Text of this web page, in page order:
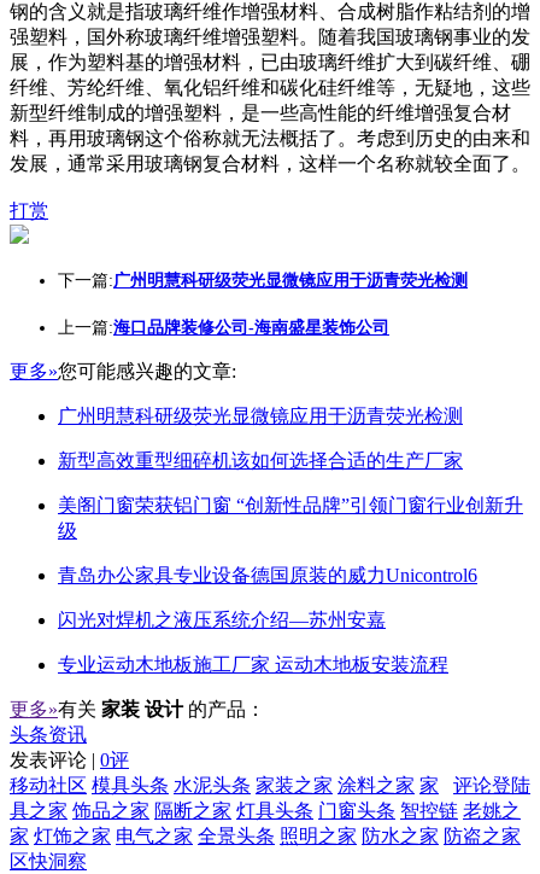
钢的含义就是指玻璃纤维作增强材料、合成树脂作粘结剂的增
强塑料，国外称玻璃纤维增强塑料。随着我国玻璃钢事业的发
展，作为塑料基的增强材料，已由玻璃纤维扩大到碳纤维、硼
纤维、芳纶纤维、氧化铝纤维和碳化硅纤维等，无疑地，这些
新型纤维制成的增强塑料，是一些高性能的纤维增强复合材
料，再用玻璃钢这个俗称就无法概括了。考虑到历史的由来和
发展，通常采用玻璃钢复合材料，这样一个名称就较全面了。
打赏
下一篇:广州明慧科研级荧光显微镜应用于沥青荧光检测
上一篇:海口品牌装修公司-海南盛星装饰公司
更多»您可能感兴趣的文章:
广州明慧科研级荧光显微镜应用于沥青荧光检测
新型高效重型细碎机该如何选择合适的生产厂家
美阁门窗荣获铝门窗 “创新性品牌”引领门窗行业创新升
级
青岛办公家具专业设备德国原装的威力Unicontrol6
闪光对焊机之液压系统介绍—苏州安嘉
专业运动木地板施工厂家 运动木地板安装流程
更多»有关 家装 设计 的产品：
头条资讯
发表评论 | 0评
评论登陆
移动社区 模具头条 水泥头条 家装之家 涂料之家 家
具之家 饰品之家 隔断之家 灯具头条 门窗头条 智控链 老姚之
家 灯饰之家 电气之家 全景头条 照明之家 防水之家 防盗之家
区快洞察